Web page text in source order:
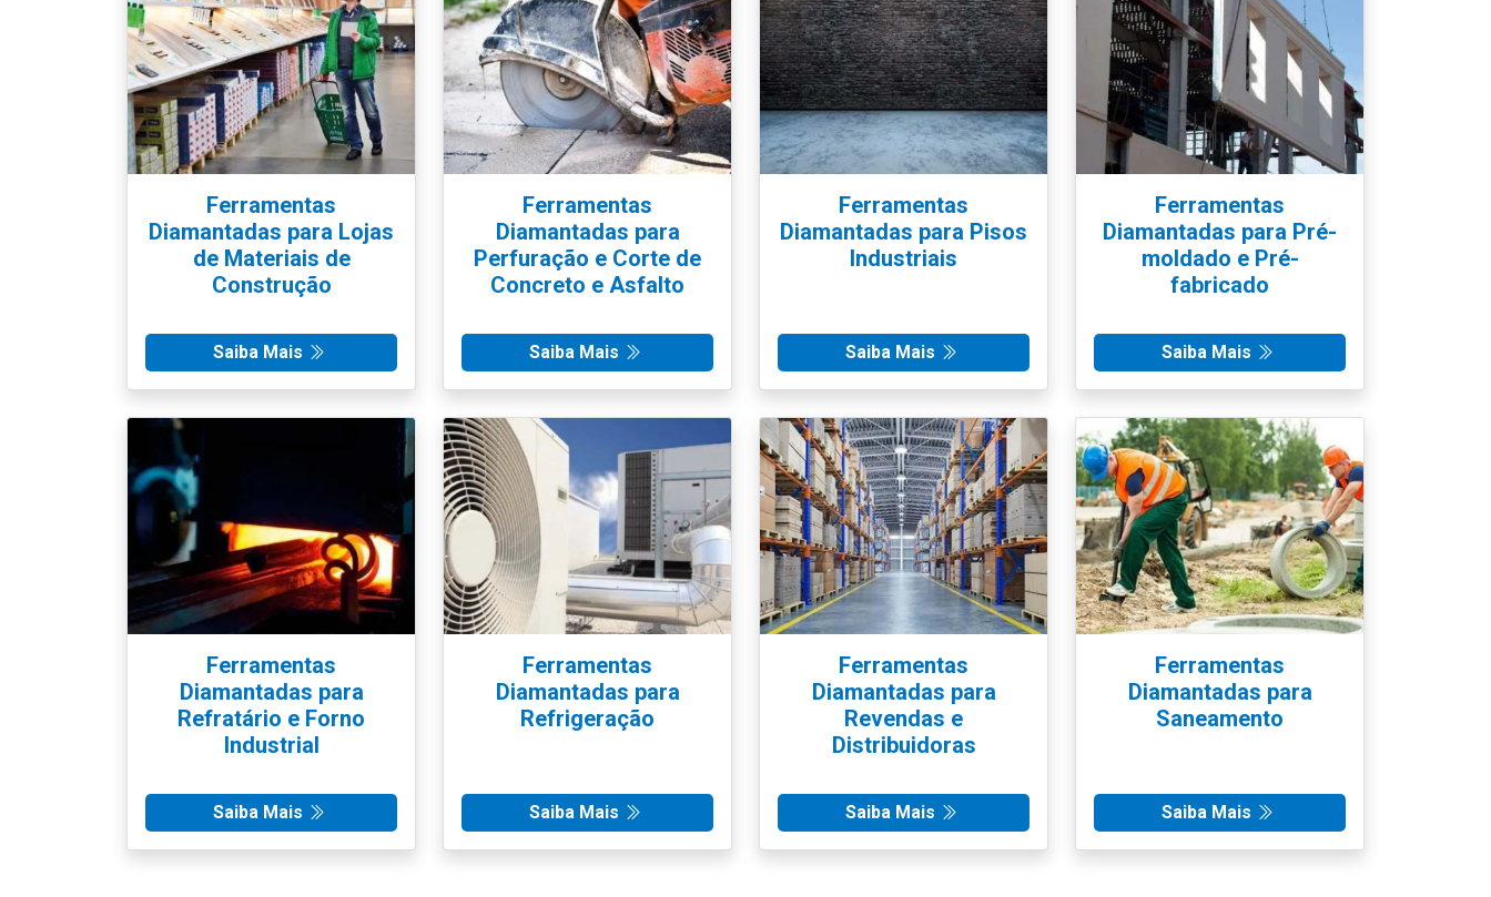
Ferramentas
Diamantadas para Lojas
de Materiais de
Construção
Saiba Mais
Ferramentas
Diamantadas para
Perfuração e Corte de
Concreto e Asfalto
Saiba Mais
Ferramentas
Diamantadas para Pisos
Industriais
Saiba Mais
Ferramentas
Diamantadas para Pré-
moldado e Pré-
fabricado
Saiba Mais
Ferramentas
Diamantadas para
Refratário e Forno
Industrial
Saiba Mais
Ferramentas
Diamantadas para
Refrigeração
Saiba Mais
Ferramentas
Diamantadas para
Revendas e
Distribuidoras
Saiba Mais
Ferramentas
Diamantadas para
Saneamento
Saiba Mais